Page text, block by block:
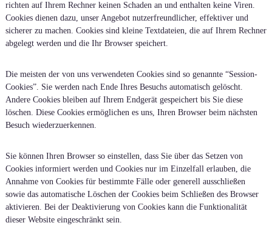
richten auf Ihrem Rechner keinen Schaden an und enthalten keine Viren.
Cookies dienen dazu, unser Angebot nutzerfreundlicher, effektiver und
sicherer zu machen. Cookies sind kleine Textdateien, die auf Ihrem Rechner
abgelegt werden und die Ihr Browser speichert.
Die meisten der von uns verwendeten Cookies sind so genannte “Session-
Cookies”. Sie werden nach Ende Ihres Besuchs automatisch gelöscht.
Andere Cookies bleiben auf Ihrem Endgerät gespeichert bis Sie diese
löschen. Diese Cookies ermöglichen es uns, Ihren Browser beim nächsten
Besuch wiederzuerkennen.
Sie können Ihren Browser so einstellen, dass Sie über das Setzen von
Cookies informiert werden und Cookies nur im Einzelfall erlauben, die
Annahme von Cookies für bestimmte Fälle oder generell ausschließen
sowie das automatische Löschen der Cookies beim Schließen des Browser
aktivieren. Bei der Deaktivierung von Cookies kann die Funktionalität
dieser Website eingeschränkt sein.